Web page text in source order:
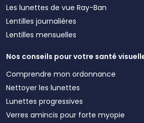
Les lunettes de vue Ray-Ban
Lentilles journalières
Lentilles mensuelles
Nos conseils pour votre santé
Comprendre mon ordonnance
Nettoyer les lunettes
Lunettes progressives
Verres amincis pour forte myopie